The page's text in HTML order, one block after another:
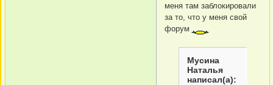
меня там заблокировали
за то, что у меня свой
форум
Мусина
Наталья
написал(а):